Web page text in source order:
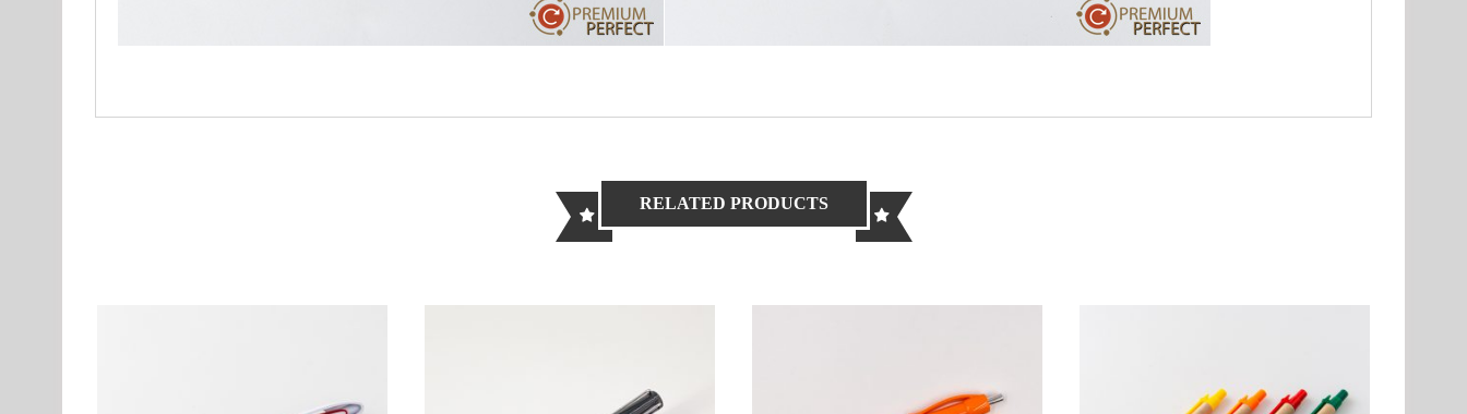
RELATED PRODUCTS